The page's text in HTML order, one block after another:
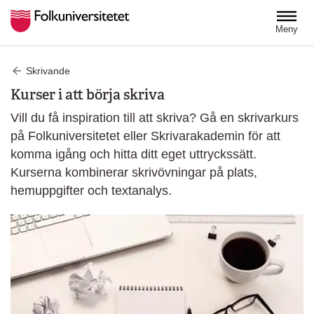
Meny
Skrivande
Kurser i att börja skriva
Vill du få inspiration till att skriva? Gå en skrivarkurs
på Folkuniversitetet eller Skrivarakademin för att
komma igång och hitta ditt eget uttryckssätt.
Kurserna kombinerar skrivövningar på plats,
hemuppgifter och textanalys.